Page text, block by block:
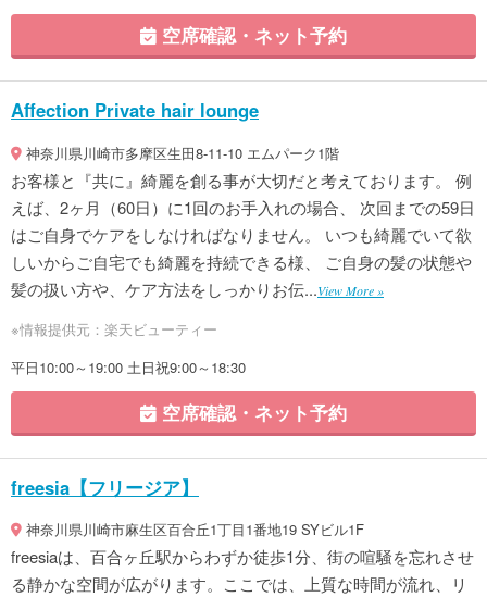
空席確認・ネット予約
Affection Private hair lounge
神奈川県川崎市多摩区生田8-11-10 エムパーク1階
お客様と『共に』綺麗を創る事が大切だと考えております。 例
えば、2ヶ月（60日）に1回のお手入れの場合、 次回までの59日
はご自身でケアをしなければなりません。 いつも綺麗でいて欲
しいからご自宅でも綺麗を持続できる様、 ご自身の髪の状態や
髪の扱い方や、ケア方法をしっかりお伝...View More »
※情報提供元：楽天ビューティー
平日10:00～19:00 土日祝9:00～18:30
空席確認・ネット予約
freesia【フリージア】
神奈川県川崎市麻生区百合丘1丁目1番地19 SYビル1F
freesiaは、百合ヶ丘駅からわずか徒歩1分、街の喧騒を忘れさせ
る静かな空間が広がります。ここでは、上質な時間が流れ、リ